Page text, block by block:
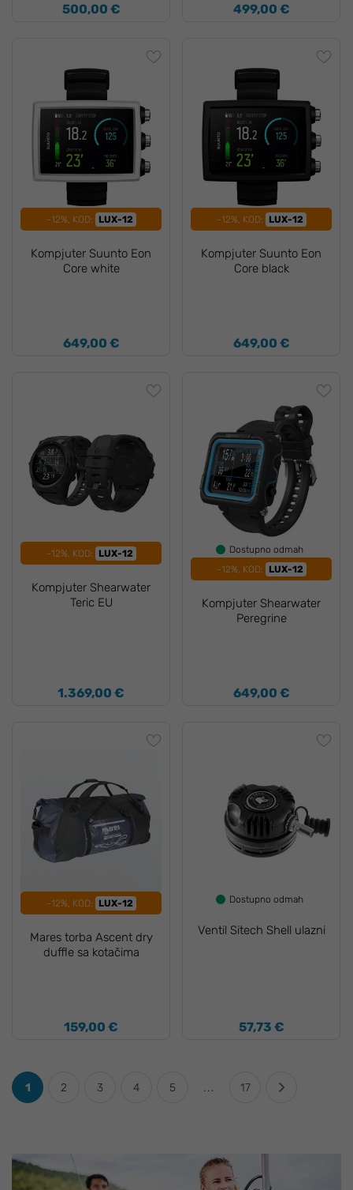
500,00 € 499,00 €
-12%, KOD: LUX-12
Kompjuter Suunto Eon
Core white
649,00 €
-12%, KOD: LUX-12
Kompjuter Suunto Eon
Core black
649,00 €
-12%, KOD: LUX-12
Kompjuter Shearwater
Teric EU
1.369,00 €
Dostupno odmah
-12%, KOD:
LUX-12
Kompjuter Shearwater
Peregrine
649,00 €
-12%, KOD: LUX-12
Mares torba Ascent dry
duffle sa kotačima
159,00 €
Dostupno odmah
Ventil Sitech Shell ulazni
57,73 €
1 2 3 4 5 ... 17